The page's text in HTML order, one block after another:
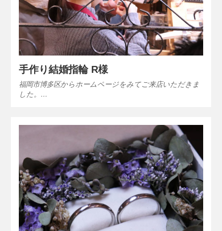
手作り結婚指輪 R様
福岡市博多区からホームページをみてご来店いただきま
した。…